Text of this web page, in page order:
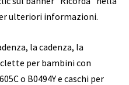
ulteriori informazioni.
la cadenza, la
per bambini con
o B0494Y e caschi per